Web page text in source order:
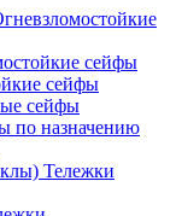
сейфы
сейфы
сейфы
по назначению
Тележки